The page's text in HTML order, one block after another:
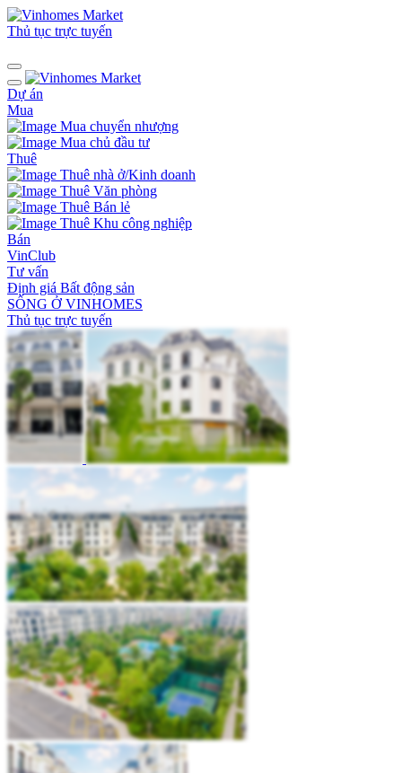
Thủ tục trực tuyến
Dự án
Mua
Mua chuyển nhượng
Mua chủ đầu tư
Thuê
Thuê nhà ở/Kinh doanh
Thuê Văn phòng
Thuê Bán lẻ
Thuê Khu công nghiệp
Bán
VinClub
Tư vấn
Định giá Bất động sản
SỐNG Ở VINHOMES
Thủ tục trực tuyến